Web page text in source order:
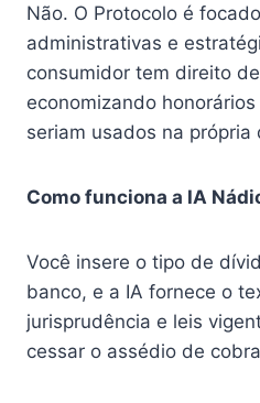
Não. O Protocolo é
administrativas e
consumidor tem direito
economizando
seriam usados na
Como funciona a IA
Você insere o tipo de
banco, e a IA fornece o
jurisprudência e leis
cessar o assédio de